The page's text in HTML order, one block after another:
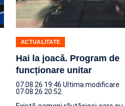
ACTUALITATE
Hai la joacă. Program de
funcționare unitar
07.08.26 19:46 Ultima modificare
07.08.26 20:52